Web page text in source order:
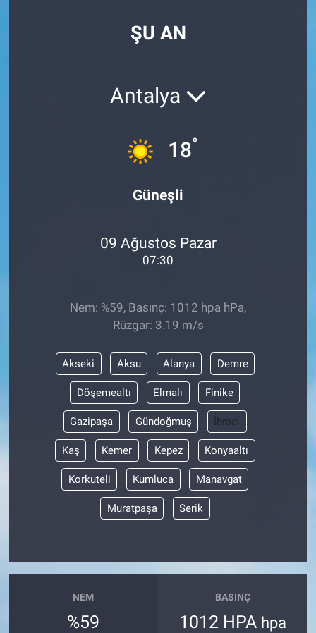
ŞU AN
Antalya
18°
Güneşli
09 Ağustos Pazar
07:30
Nem: %59, Basınç: 1012 hpa hPa,
Rüzgar: 3.19 m/s
Akseki Aksu Alanya Demre
Döşemealtı Elmalı Finike
Gazipaşa Gündoğmuş İbradı
Kaş Kemer Kepez Konyaaltı
Korkuteli Kumluca Manavgat
Muratpaşa Serik
NEM
%59
BASINÇ
1012 HPA hpa